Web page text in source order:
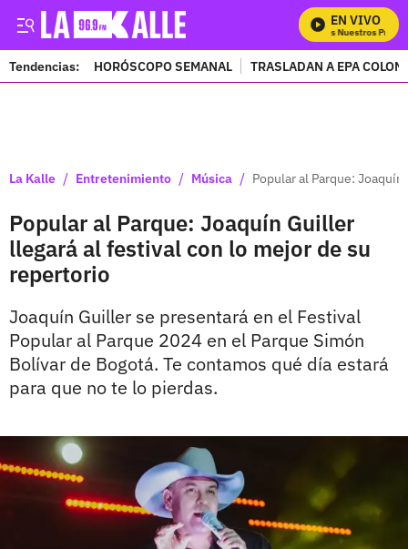
EN VIVO
Mira Todos Nuestros
Tendencias: HORÓSCOPO SEMANAL TRASLADAN A EPA
La Kalle / Entretenimiento / Música / Popular al Parque:
Popular al Parque: Joaquín Guiller
llegará al festival con lo mejor de su
repertorio
Joaquín Guiller se presentará en el Festival
Popular al Parque 2024 en el Parque Simón
Bolívar de Bogotá. Te contamos qué día estará
para que no te lo pierdas.